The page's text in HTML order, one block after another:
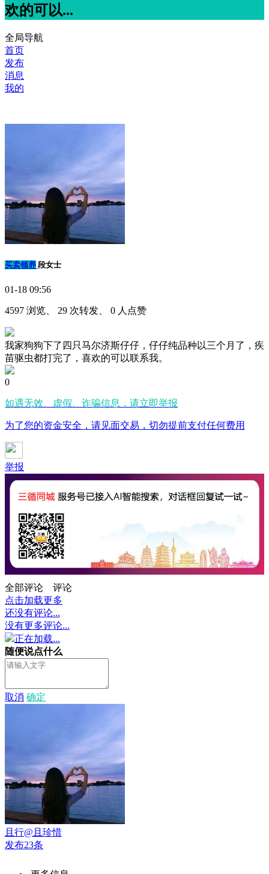
欢的可以...
全局导航
首页
发布
消息
我的
买卖领养 段女士
01-18 09:56
4597 浏览、 29 次转发、 0 人点赞
我家狗狗下了四只马尔济斯仔仔，仔仔纯品种以三个月了，疾
苗驱虫都打完了，喜欢的可以联系我。
0
如遇无效、虚假、诈骗信息，请立即举报
为了您的资金安全，请见面交易，切勿提前支付任何费用
举报
全部评论
评论
点击加载更多
还没有评论...
没有更多评论...
正在加载...
随便说点什么
取消 确定
且行@且珍惜
发布23条